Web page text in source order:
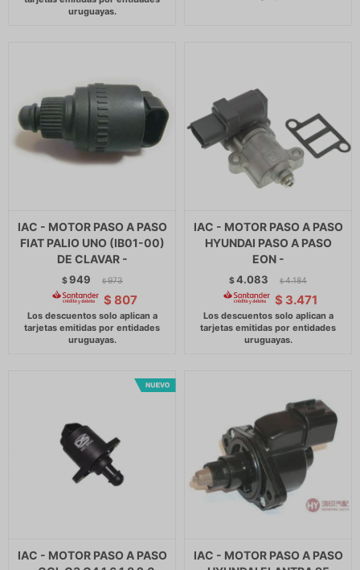
IAC - MOTOR PASO A PASO
FIAT PALIO UNO (IB01-00)
DE CLAVAR -
$949 $ 973
$ 807
IAC - MOTOR PASO A PASO
HYUNDAI PASO A PASO
EON -
$4.083 $ 4.184
$ 3.471
IAC - MOTOR PASO A PASO
IAC - MOTOR PASO A PASO